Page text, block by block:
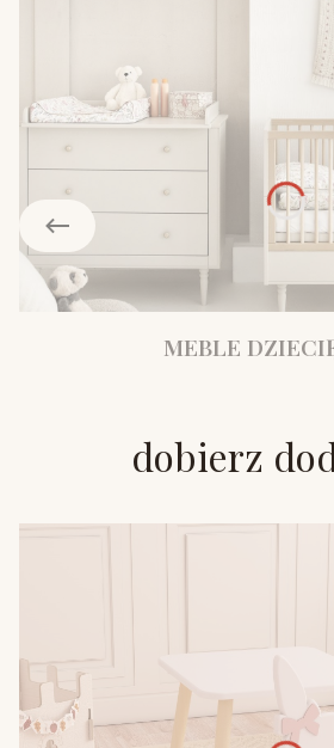
MEBLE
dobierz